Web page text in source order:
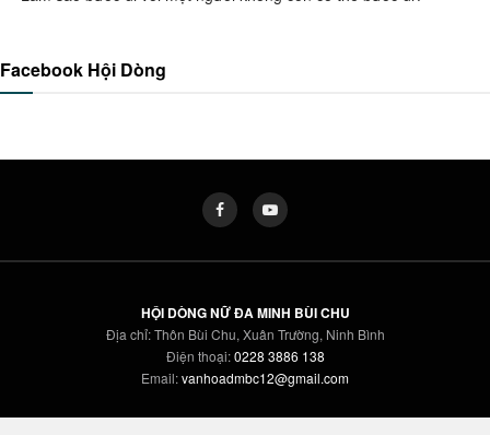
Facebook Hội Dòng
HỘI DÒNG NỮ ĐA MINH BÙI CHU
Địa chỉ: Thôn Bùi Chu, Xuân Trường, Ninh Bình
Điện thoại:0228 3886 138
Email:vanhoadmbc12@gmail.com